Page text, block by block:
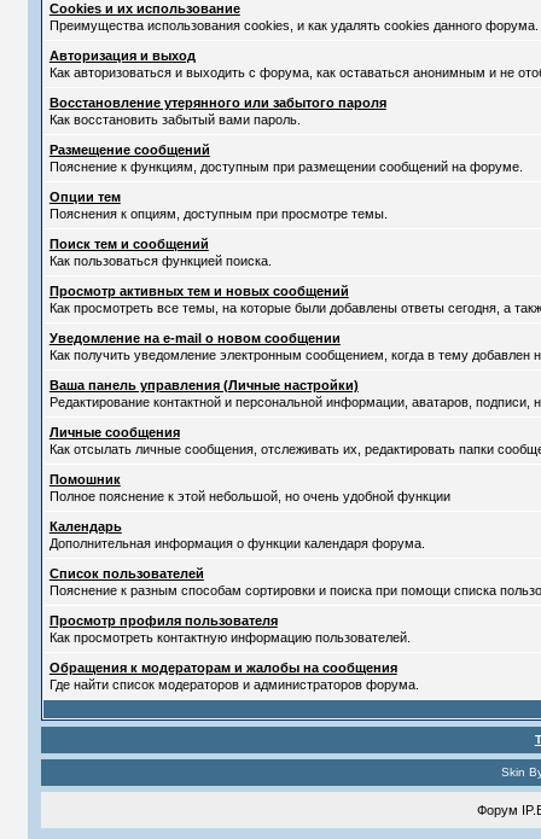
Cookies и их использование
Преимущества использования cookies, и как удалять cookies данного форума.
Авторизация и выход
Как авторизоваться и выходить с форума, как оставаться анонимным и не
Восстановление утерянного или забытого пароля
Как восстановить забытый вами пароль.
Размещение сообщений
Пояснение к функциям, доступным при размещении сообщений на форуме.
Опции тем
Пояснения к опциям, доступным при просмотре темы.
Поиск тем и сообщений
Как пользоваться функцией поиска.
Просмотр активных тем и новых сообщений
Как просмотреть все темы, на которые были добавлены ответы сегодня, а
Уведомление на е-mail о новом сообщении
Как получить уведомление электронным сообщением, когда в тему добавлен
Ваша панель управления (Личные настройки)
Редактирование контактной и персональной информации, аватаров,
Личные сообщения
Как отсылать личные сообщения, отслеживать их, редактировать папки
Помошник
Полное пояснение к этой небольшой, но очень удобной функции
Календарь
Дополнительная информация о функции календаря форума.
Список пользователей
Пояснение к разным способам сортировки и поиска при помощи списка
Просмотр профиля пользователя
Как просмотреть контактную информацию пользователей.
Обращения к модераторам и жалобы на сообщения
Где найти список модераторов и администраторов форума.
Skin
Форум